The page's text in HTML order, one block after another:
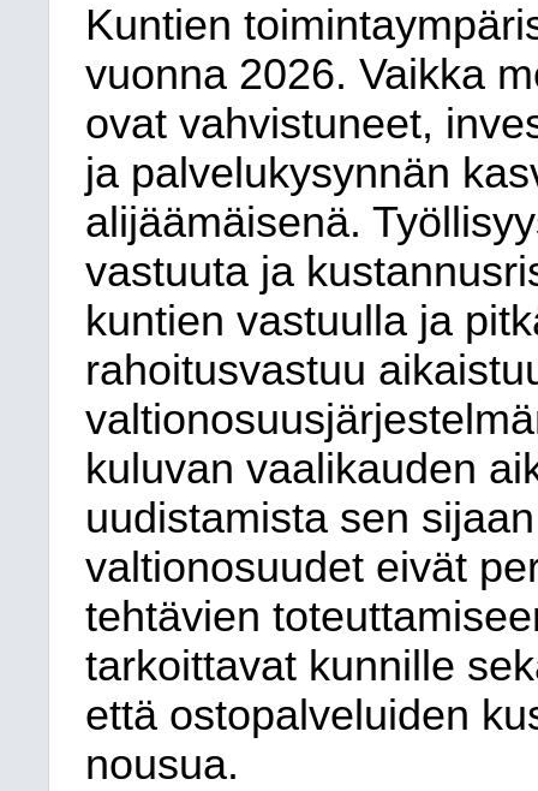
Kuntien
vuonna 2026. Vaikka
ovat vahvistuneet,
ja palvelukysynnän
alijäämäisenä.
vastuuta ja
kuntien vastuulla ja
rahoitusvastuu
kuluvan vaalikauden
uudistamista sen
valtionosuudet eivät
tehtävien
tarkoittavat kunnille
että ostopalveluiden
nousua.